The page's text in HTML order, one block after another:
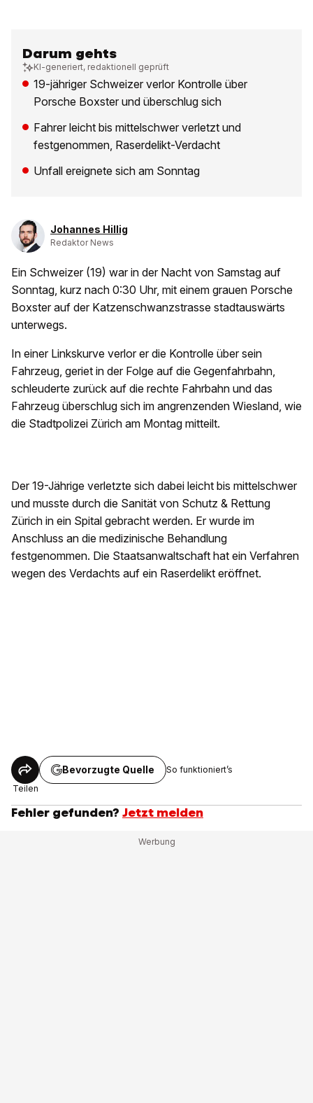
Darum gehts
KI-generiert, redaktionell geprüft
19-jähriger Schweizer verlor Kontrolle über
Porsche Boxster und überschlug sich
Fahrer leicht bis mittelschwer verletzt und
festgenommen, Raserdelikt-Verdacht
Unfall ereignete sich am Sonntag
Johannes Hillig
Redaktor News
Ein Schweizer (19) war in der Nacht von Samstag auf
Sonntag, kurz nach 0:30 Uhr, mit einem grauen Porsche
Boxster auf der Katzenschwanzstrasse stadtauswärts
unterwegs.
In einer Linkskurve verlor er die Kontrolle über sein
Fahrzeug, geriet in der Folge auf die Gegenfahrbahn,
schleuderte zurück auf die rechte Fahrbahn und das
Fahrzeug überschlug sich im angrenzenden Wiesland, wie
die Stadtpolizei Zürich am Montag mitteilt.
Der 19-Jährige verletzte sich dabei leicht bis mittelschwer
und musste durch die Sanität von Schutz & Rettung
Zürich in ein Spital gebracht werden. Er wurde im
Anschluss an die medizinische Behandlung
festgenommen. Die Staatsanwaltschaft hat ein Verfahren
wegen des Verdachts auf ein Raserdelikt eröffnet.
Teilen
Bevorzugte Quelle So funktioniert’s
Fehler gefunden? Jetzt melden